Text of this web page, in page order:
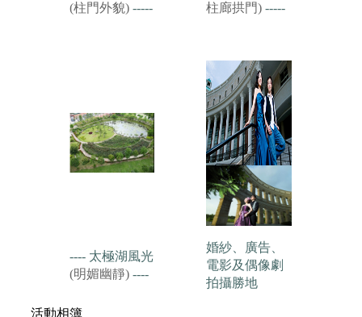
(柱門外貌) -----
柱廊拱門) -----
---- 太極湖風光
(明媚幽靜) ----
婚紗、廣告、
電影及偶像劇
拍攝勝地
活動相簿